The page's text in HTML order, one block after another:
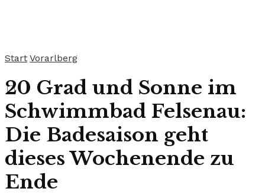
Start Vorarlberg
20 Grad und Sonne im
Schwimmbad Felsenau:
Die Badesaison geht
dieses Wochenende zu
Ende